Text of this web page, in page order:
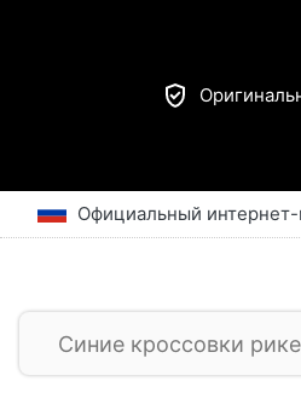
Официальный интернет-